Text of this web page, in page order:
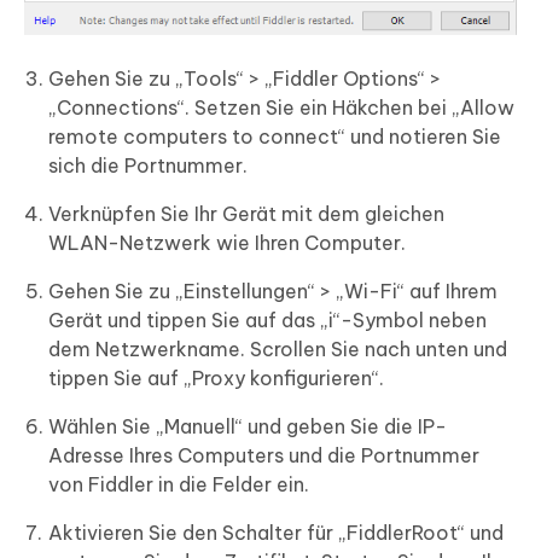
Gehen Sie zu „Tools“ > „Fiddler Options“ >
„Connections“. Setzen Sie ein Häkchen bei „Allow
remote computers to connect“ und notieren Sie
sich die Portnummer.
Verknüpfen Sie Ihr Gerät mit dem gleichen
WLAN-Netzwerk wie Ihren Computer.
Gehen Sie zu „Einstellungen“ > „Wi-Fi“ auf Ihrem
Gerät und tippen Sie auf das „i“-Symbol neben
dem Netzwerkname. Scrollen Sie nach unten und
tippen Sie auf „Proxy konfigurieren“.
Wählen Sie „Manuell“ und geben Sie die IP-
Adresse Ihres Computers und die Portnummer
von Fiddler in die Felder ein.
Aktivieren Sie den Schalter für „FiddlerRoot“ und